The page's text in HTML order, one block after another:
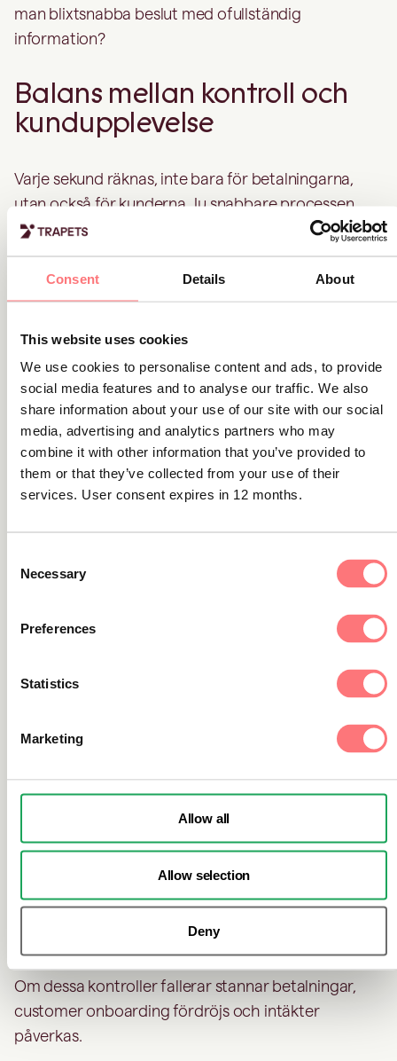
Consent Details About
This website uses cookies
We use cookies to personalise content and ads, to provide
social media features and to analyse our traffic. We also
share information about your use of our site with our social
media, advertising and analytics partners who may
combine it with other information that you’ve provided to
them or that they’ve collected from your use of their
services. User consent expires in 12 months.
Selection
Necessary
Preferences
Statistics
Marketing
Allow all
Allow selection
Deny
man blixtsnabba beslut med ofullständig
information?
Balans mellan kontroll och
kundupplevelse
Varje sekund räknas, inte bara för betalningarna,
utan också för kunderna. Ju snabbare processen
upplevs, desto smidigare blir kundresan. Samtidigt
tillför varje kontrollmoment tid, och varje försening
riskerar att tappa en kund.
Liza delade en berättelse som många inom
henne blev utsatt för kreditbedrägeri efter att ha
godkänt ett lån via BankID. När hon kontaktade
banken fick hon svaret:
”Det går så fort att man inte hinner kontrollera.”
Det här illustrerar den balansgång varje aktör står
konverteringen. Är de för svaga ökar risken för
Compliance som en del av
affärsmotorn
Under lång tid sågs compliance som en funktion
som granskade och rapporterade i efterhand. Den
modellen fungerar inte längre.
Som Liza förklarade:
"Varje sanktionskontroll och riskbedömning är nu en
Om dessa kontroller fallerar stannar betalningar,
customer onboarding fördröjs och intäkter
påverkas.